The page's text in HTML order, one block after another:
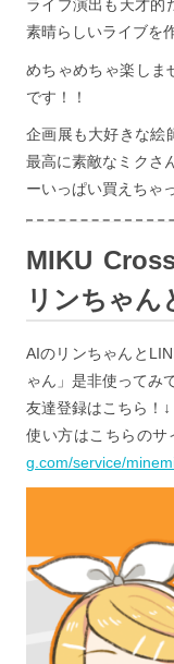
ライブ演出も天才的
素晴らしいライブを
めちゃめちゃ楽しま
です！！
企画展も大好きな絵
最高に素敵なミクさ
ーいっぱい買えちゃ
MIKU
リンちゃん
AIのリンちゃんと
ゃん」是非使ってみ
友達登録はこちら！↓
使い方はこちらの
g.com/service/